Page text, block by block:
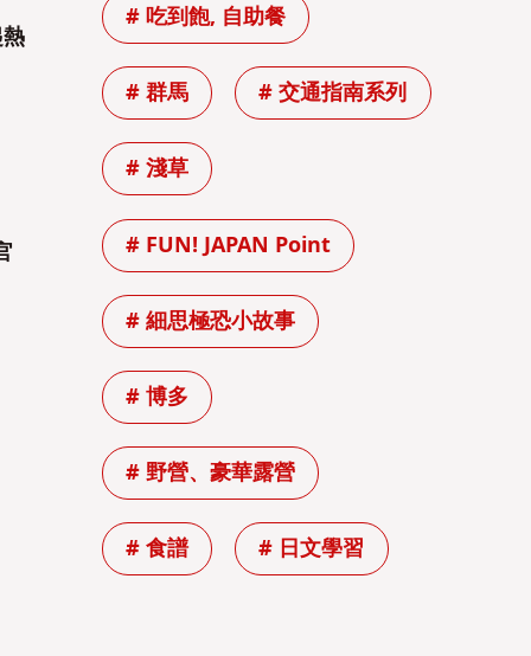
# 吃到飽, 自助餐
# 群馬 # 交通指南系列
# 淺草
# FUN! JAPAN Point
# 細思極恐小故事
# 博多
# 野營、豪華露營
# 食譜 # 日文學習